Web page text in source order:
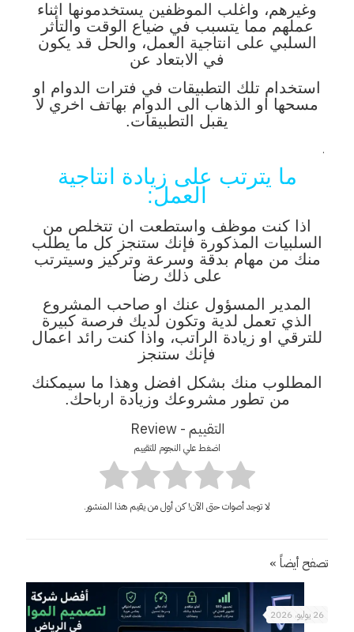
وغيرهم، واغلب الموظفين يستخدمونها اثناء
عملهم مما يتسبب في ضياع الوقت والتأثر
السلبي على انتاجية العمل، والحل قد يكون
في الابتعاد عن
استخدام تلك التطبيقات في فترات الدوام او
مسحها او الذهاب الى الدوام بهاتف اخري لا
يقبل التطبيقات.
.
ما يترتب على زيادة انتاجية
العمل:
اذا كنت موظف واستطعت ان تتخلص من
السلبيات المذكورة فإنك ستنجز كل ما يطلب
منك من مهام بدقة وسرعة وتركيز وسيترتب
على ذلك رضا
المدير المسؤول عنك او صاحب المشروع
الذي تعمل لدية وتكون لديك فرصىة كبيرة
للترقي او زيادة الراتب، واذا كنت رائد اعمال
فإنك ستنجز
المطلوب منك بشكل افضل وهذا ما سيمكنك
من تطور مشروعك وزيادة ارباحك.
التقييم - Review
اضغط علي النجوم للتقييم
لا توجد أصوات حتى الآن! كن أول من يقيم هذا المنشور.
تصفح أيضاً »
26 يوليو، 2026